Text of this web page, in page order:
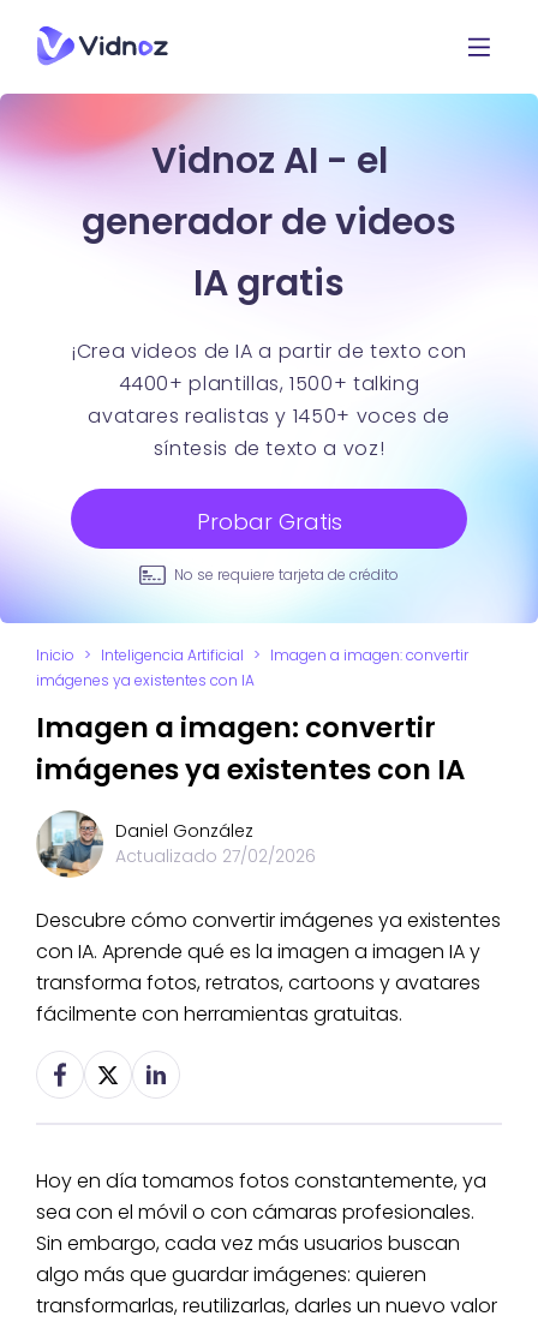
Vidnoz AI - el
generador de videos
IA gratis
¡Crea videos de IA a partir de texto con
4400+ plantillas, 1500+ talking
avatares realistas y 1450+ voces de
síntesis de texto a voz!
Probar Gratis
No se requiere tarjeta de crédito
Inicio > Inteligencia Artificial > Imagen a imagen: convertir
imágenes ya existentes con IA
Imagen a imagen: convertir
imágenes ya existentes con IA
Daniel González
Actualizado 27/02/2026
Descubre cómo convertir imágenes ya existentes
con IA. Aprende qué es la imagen a imagen IA y
transforma fotos, retratos, cartoons y avatares
fácilmente con herramientas gratuitas.
Hoy en día tomamos fotos constantemente, ya
sea con el móvil o con cámaras profesionales.
Sin embargo, cada vez más usuarios buscan
algo más que guardar imágenes: quieren
transformarlas, reutilizarlas, darles un nuevo valor